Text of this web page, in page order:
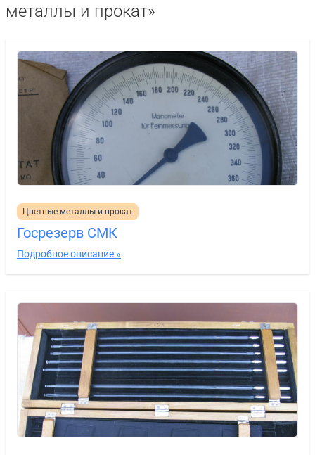
металлы и прокат»
Цветные металлы и прокат
Госрезерв СМК
Подробное описание »